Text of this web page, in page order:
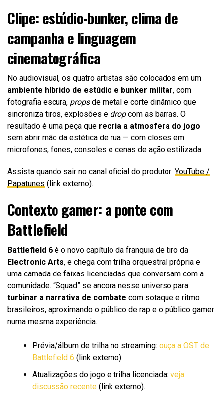
Clipe: estúdio-bunker, clima de
campanha e linguagem
cinematográfica
No audiovisual, os quatro artistas são colocados em um
ambiente híbrido de estúdio e bunker militar, com
fotografia escura, propsde metal e corte dinâmico que
sincroniza tiros, explosões e dropcom as barras. O
resultado é uma peça que recria a atmosfera do jogo
sem abrir mão da estética de rua — com closes em
microfones, fones, consoles e cenas de ação estilizada.
Assista quando sair no canal oficial do produtor: YouTube /
Papatunes (link externo).
Contexto gamer: a ponte com
Battlefield
Battlefield 6 é o novo capítulo da franquia de tiro da
Electronic Arts, e chega com trilha orquestral própria e
uma camada de faixas licenciadas que conversam com a
comunidade. “Squad” se ancora nesse universo para
turbinar a narrativa de combate com sotaque e ritmo
brasileiros, aproximando o público de rap e o público gamer
numa mesma experiência.
Prévia/álbum de trilha no streaming: ouça a OST de
Battlefield 6 (link externo).
Atualizações do jogo e trilha licenciada: veja
discussão recente (link externo).